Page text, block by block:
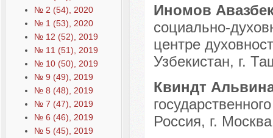
№ 2 (54), 2020
№ 1 (53), 2020
№ 12 (52), 2019
№ 11 (51), 2019
№ 10 (50), 2019
№ 9 (49), 2019
№ 8 (48), 2019
№ 7 (47), 2019
№ 6 (46), 2019
№ 5 (45), 2019
Иномов
социально-
центре
Узбекистан, г.
Квиндт
Россия, г.